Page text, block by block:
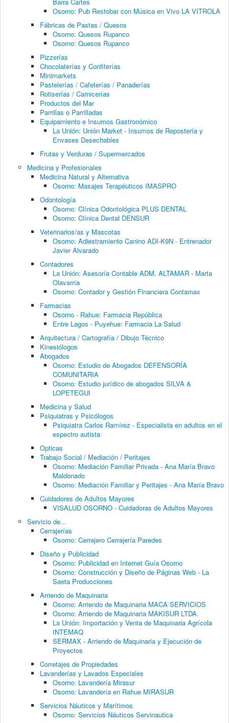
Barra Cartes
Osorno: Pub Restobar con Música en Vivo LA VITROLA
Fábricas de Pastas / Quesos
Osorno: Quesos Rupanco
Osorno: Quesos Rupanco
Pizzerías
Chocolaterías y Confiterías
Minimarkets
Pastelerías / Cafeterías / Panaderías
Rotiserías / Carnicerías
Productos del Mar
Parrillas o Parrilladas
Equipamiento e Insumos Gastronómico
La Unión: Unión Market - Insumos de Repostería y
Envases Desechables
Frutas y Verduras / Supermercados
Medicina y Profesionales
Medicina Natural y Alternativa
Osorno: Masajes Terapéuticos IMASPRO
Odontología
Osorno: Clínica Odontológica PLUS DENTAL
Osorno: Clínica Dental DENSUR
Veterinarios/as y Mascotas
Osorno: Adiestramiento Canino ADI-K9N - Entrenador
Javier Alvarado
Contadores
La Unión: Asesoría Contable ADM. ALTAMAR - Marta
Olavarría
Osorno: Contador y Gestión Financiera Contamax
Farmacias
Osorno - Rahue: Farmacia República
Entre Lagos - Puyehue: Farmacia La Salud
Arquitectura / Cartografía / Dibujo Técnico
Kinesiólogos
Abogados
Osorno: Estudio de Abogados DEFENSORÍA
COMUNITARIA
Osorno: Estudio jurídico de abogados SILVA &
LOPETEGUI
Medicina y Salud
Psiquiatras y Psicólogos
Psiquiatra Carlos Ramírez - Especialista en adultos en el
espectro autista
Opticas
Trabajo Social / Mediación / Peritajes
Osorno: Mediación Familiar Privada - Ana María Bravo
Maldonado
Osorno: Mediación Familiar y Peritajes - Ana María Bravo
Cuidadores de Adultos Mayores
VISALUD OSORNO - Cuidadoras de Adultos Mayores
Servicio de...
Cerrajerías
Osorno: Cerrajero Cerrajería Paredes
Diseño y Publicidad
Osorno: Publicidad en Internet Guía Osorno
Osorno: Construcción y Diseño de Páginas Web - La
Saeta Producciones
Arriendo de Maquinaria
Osorno: Arriendo de Maquinaria MACA SERVICIOS
Osorno: Arriendo de Maquinaria MAKISUR LTDA.
La Unión: Importación y Venta de Maquinaria Agrícola
INTEMAQ
SERMAX - Arriendo de Maquinaria y Ejecución de
Proyectos
Corretajes de Propiedades
Lavanderías y Lavados Especiales
Osorno: Lavandería Mirasur
Osorno: Lavandería en Rahue MIRASUR
Servicios Náuticos y Marítimos
Osorno: Servicios Náuticos Servinautica